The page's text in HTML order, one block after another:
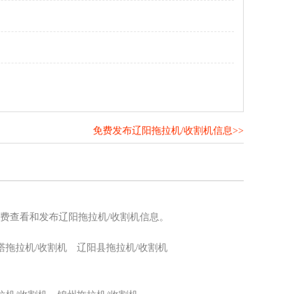
免费发布辽阳拖拉机/收割机信息>>
查看和发布辽阳拖拉机/收割机信息。
拖拉机/收割机
辽阳县拖拉机/收割机